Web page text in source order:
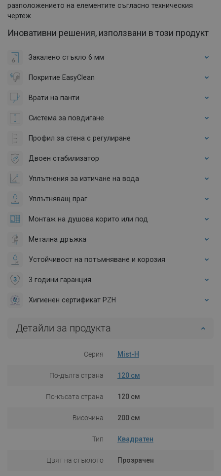
разположението на елементите съгласно техническия
чертеж.
Иновативни решения, използвани в този продукт
Закалено стъкло 6 мм
Покритие EasyClean
Врати на панти
Система за повдигане
Профил за стена с регулиране
Двоен стабилизатор
Уплътнения за изтичане на вода
Уплътняващ праг
Монтаж на душова корито или под
Метална дръжка
Устойчивост на потъмняване и корозия
3 години гаранция
Хигиенен сертификат PZH
Детайли за продукта
Серия Mist-H
По-дълга страна 120 см
По-късата страна 120 см
Височина 200 см
Тип Квадратен
Цвят на стъклото Прозрачен